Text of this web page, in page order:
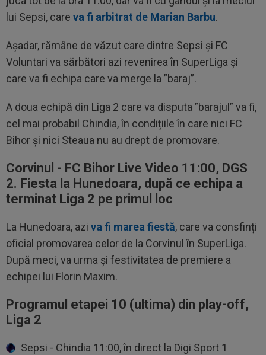
lui Sepsi, care va fi arbitrat de Marian Barbu.
Așadar, rămâne de văzut care dintre Sepsi și FC
Voluntari va sărbători azi revenirea în SuperLiga și
care va fi echipa care va merge la ”baraj”.
A doua echipă din Liga 2 care va disputa ”barajul” va fi,
cel mai probabil Chindia, în condițiile în care nici FC
Bihor și nici Steaua nu au drept de promovare.
Corvinul - FC Bihor Live Video 11:00, DGS
2. Fiesta la Hunedoara, după ce echipa a
terminat Liga 2 pe primul loc
La Hunedoara, azi va fi marea fiestă, care va consfinți
oficial promovarea celor de la Corvinul în SuperLiga.
După meci, va urma și festivitatea de premiere a
echipei lui Florin Maxim.
Programul etapei 10 (ultima) din play-off,
Liga 2
Sepsi - Chindia 11:00, în direct la Digi Sport 1